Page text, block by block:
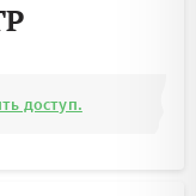
доступ.